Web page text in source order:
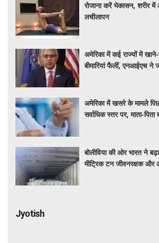
रोजाना करें भेकासन, शरीर
लचीलापन
अमेरिका में कई राज्यों में
बीमारियां फैलीं, एनआईएच ने
अमेरिका में खसरे के मामले
सर्वाधिक स्तर पर, माता-पिता
बोलीविया की ओर भारत ने
मीट्रिक टन जीवनरक्षक और
Jyotish